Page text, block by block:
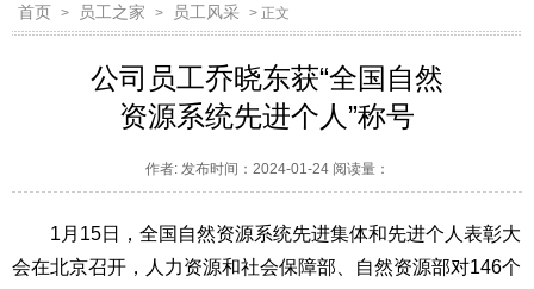
首页 > 员工之家 > 员工风采 > 正文
公司员工乔晓东获“全国自然
资源系统先进个人”称号
作者: 发布时间：2024-01-24 阅读量：
1月15日，全国自然资源系统先进集体和先进个人表彰大
会在北京召开，人力资源和社会保障部、自然资源部对146个